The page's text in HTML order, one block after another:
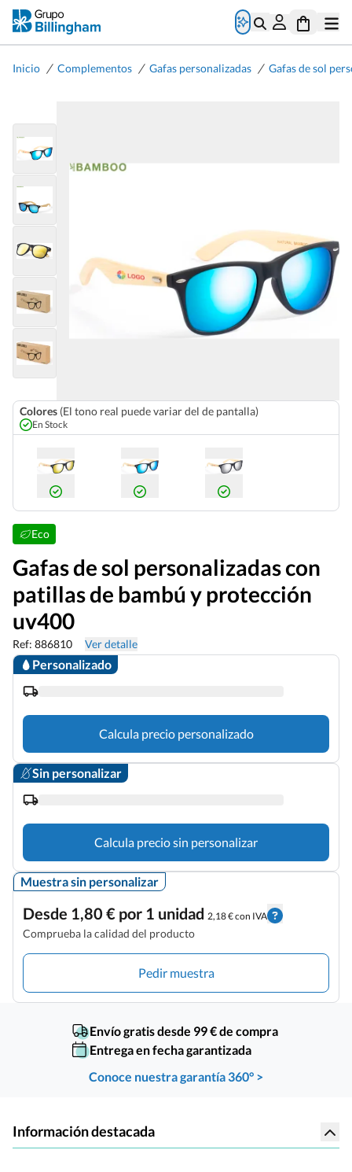
Inicio / Complementos / Gafas personalizadas / Gafas de sol
Colores (El tono real puede variar del de pantalla)
En Stock
Eco
Gafas de sol personalizadas con
patillas de bambú y protección
uv400
Ref: 886810 Ver detalle
Personalizado
Calcula precio personalizado
Sin personalizar
Calcula precio sin personalizar
Muestra sin personalizar
Desde 1,80 € por 1 unidad 2,18 € con IVA
Comprueba la calidad del producto
Pedir muestra
Envío gratis desde 99 € de compra
Entrega en fecha garantizada
Conoce nuestra garantía 360° >
Información destacada